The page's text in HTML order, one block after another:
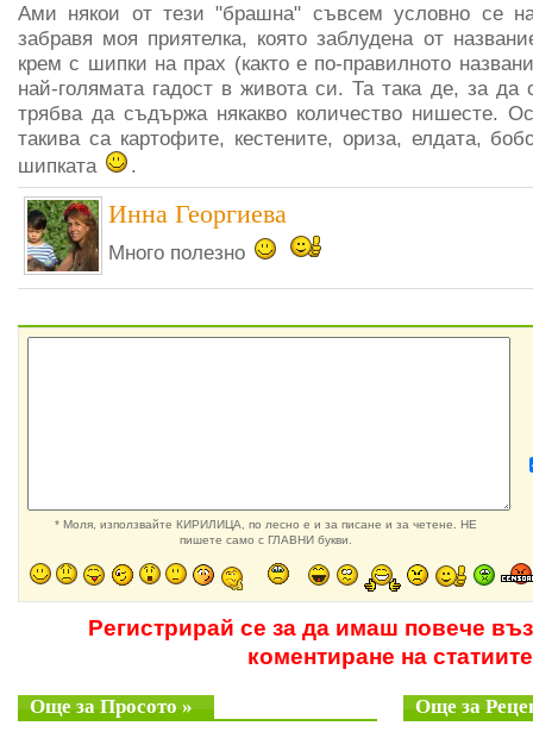
Ами някои от тези "брашна" съвсем условно се
забравя моя приятелка, която заблудена от
крем с шипки на прах (както е по-правилното
най-голямата гадост в живота си. Та така де, за
трябва да съдържа някакво количество нишесте.
такива са картофите, кестените, ориза, елдата,
шипката
.
Инна Георгиева
Много полезно
* Моля, използвайте КИРИЛИЦА, по лесно е и за писане и за четене. НЕ
пишете само с ГЛАВНИ букви.
Регистрирай се за да имаш повече
коментиране на статиите
Още за Просото » Още за